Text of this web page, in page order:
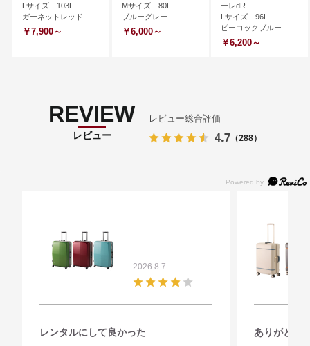
Lサイズ 103L
ガーネットレッド
￥7,900～
Mサイズ 80L
ブルーグレー
￥6,000～
ーレdR
Lサイズ 96L
ピーコックブルー
￥6,200～
REVIEW
レビュー
レビュー総合評価
4.7 （288）
2026.8.7
レンタルにして良かった ありがとう